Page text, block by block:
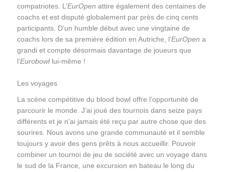
compatriotes. L’EurOpen attire également des centaines de
coachs et est disputé globalement par près de cinq cents
participants. D’un humble début avec une vingtaine de
coachs lors de sa première édition en Autriche, l’EurOpen a
grandi et compte désormais davantage de joueurs que
l’Eurobowllui-même !
Les voyages
La scène compétitive du blood bowl offre l’opportunité de
parcourir le monde. J’ai joué des tournois dans seize pays
différents et je n’ai jamais été reçu par autre chose que des
sourires. Nous avons une grande communauté et il semble
toujours y avoir des gens prêts à nous accueillir. Pouvoir
combiner un tournoi de jeu de société avec un voyage dans
le sud de la France, une excursion en bateau le long du